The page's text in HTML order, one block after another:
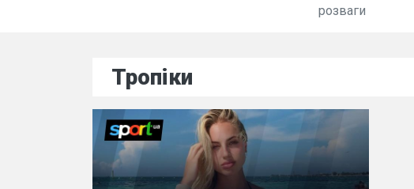
розваги
Тропіки